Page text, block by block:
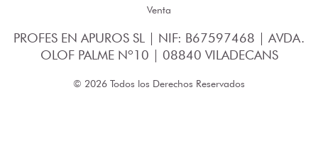
Venta
PROFES EN APUROS SL | NIF: B67597468 | AVDA.
OLOF PALME Nº10 | 08840 VILADECANS
© 2026 Todos los Derechos Reservados